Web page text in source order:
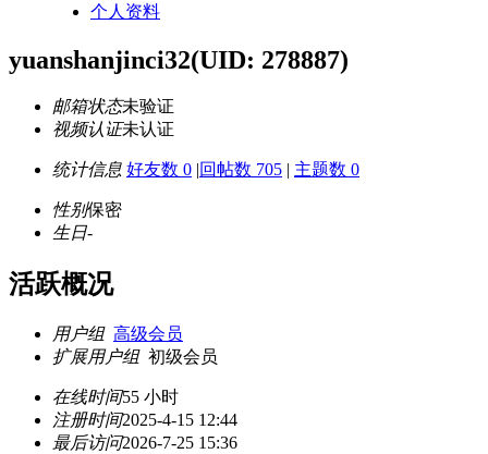
个人资料
yuanshanjinci32(UID: 278887)
邮箱状态未验证
视频认证未认证
统计信息 好友数 0 |回帖数 705 | 主题数 0
性别保密
生日-
活跃概况
用户组 高级会员
扩展用户组 初级会员
在线时间55 小时
注册时间2025-4-15 12:44
最后访问2026-7-25 15:36